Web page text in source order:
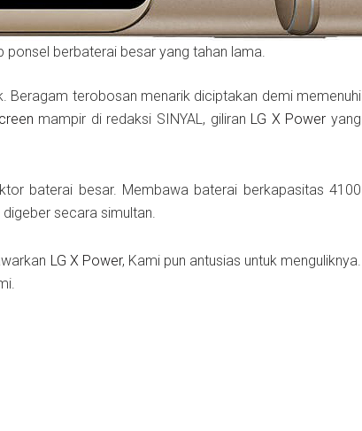
ponsel berbaterai besar yang tahan lama.
Beragam terobosan menarik diciptakan demi memenuhi
mampir di redaksi SINYAL, giliran LG X Power yang
baterai besar. Membawa baterai berkapasitas 4100
secara simultan.
LG X Power, Kami pun antusias untuk menguliknya.